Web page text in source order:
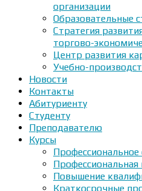
организации
Образовательные
Стратегия
торгово-
Центр развития
Учебно-
Новости
Контакты
Абитуриенту
Студенту
Преподавателю
Курсы
Профессиональное
Повышение
Краткосрочные